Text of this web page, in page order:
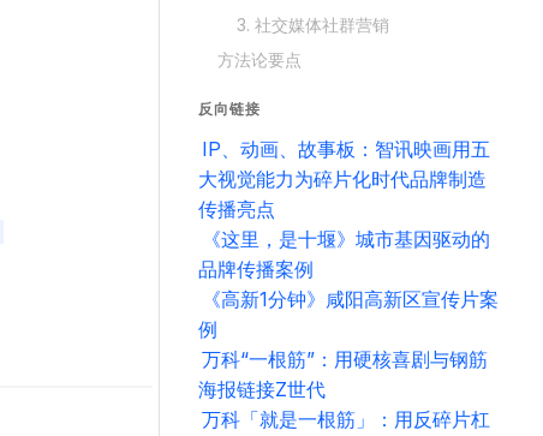
3. 社交媒体社群营销
方法论要点
反向链接
IP、动画、故事板：智讯映画用五
大视觉能力为碎片化时代品牌制造
传播亮点
《这里，是十堰》城市基因驱动的
品牌传播案例
《高新1分钟》咸阳高新区宣传片案
例
万科“一根筋”：用硬核喜剧与钢筋
海报链接Z世代
万科「就是一根筋」：用反碎片杠